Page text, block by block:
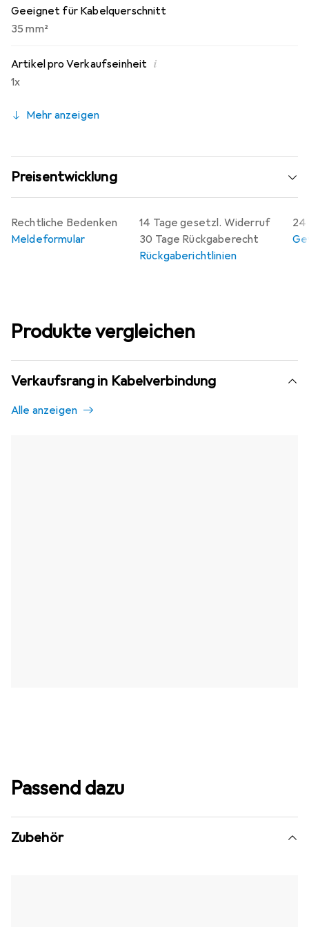
Geeignet für Kabelquerschnitt
35 mm²
Artikel pro Verkaufseinheit i
1x
Mehr anzeigen
Preisentwicklung
14 Tage gesetzl. Widerruf
30 Tage Rückgaberecht
Rückgaberichtlinien
24
Rechtliche Bedenken
Meldeformular
Produkte vergleichen
Verkaufsrang in Kabelverbindung
Alle anzeigen
Passend dazu
Zubehör